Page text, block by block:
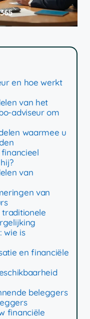
en hoe werkt
van het
adviseur om
waarmee u
van
van
traditionele
wie is
en financiële
beleggers
financiële